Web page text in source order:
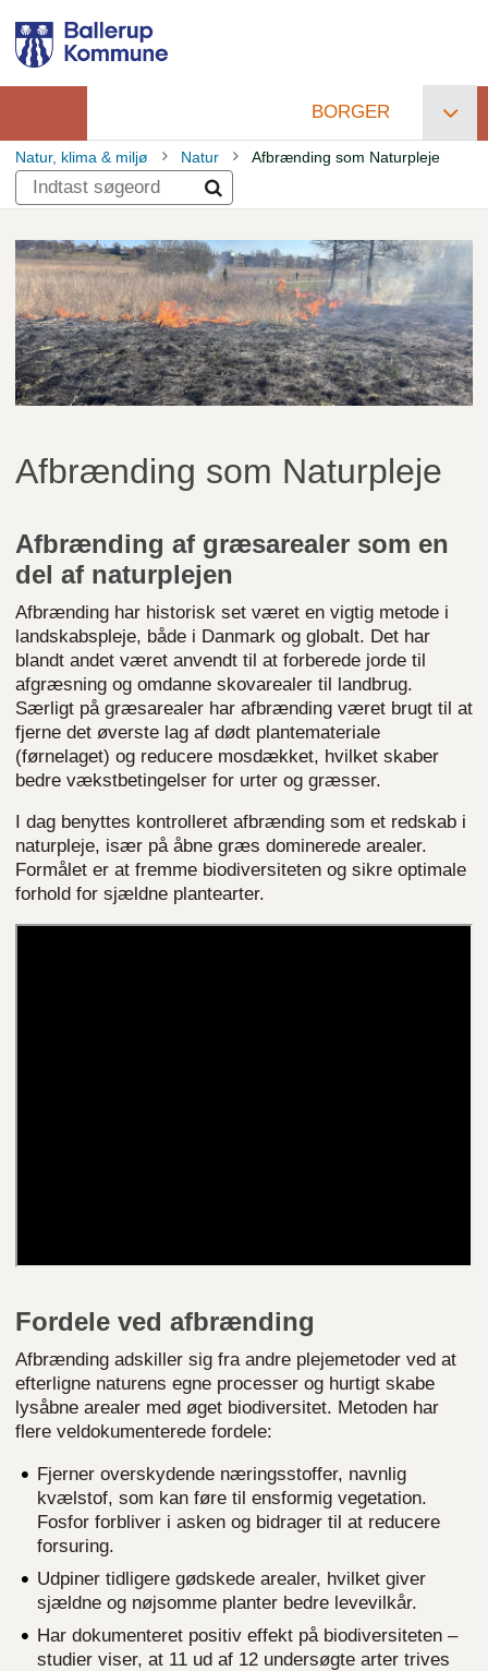
hovedindhold
Primær
navigation
BORGER
Brødkrumme
Natur, klima & miljø Natur Afbrænding som Naturpleje
Afbrænding som Naturpleje
Afbrænding af græsarealer som en
del af naturplejen
Afbrænding har historisk set været en vigtig metode i
landskabspleje, både i Danmark og globalt. Det har
blandt andet været anvendt til at forberede jorde til
afgræsning og omdanne skovarealer til landbrug.
Særligt på græsarealer har afbrænding været brugt til at
fjerne det øverste lag af dødt plantemateriale
(førnelaget) og reducere mosdækket, hvilket skaber
bedre vækstbetingelser for urter og græsser.
I dag benyttes kontrolleret afbrænding som et redskab i
naturpleje, især på åbne græs dominerede arealer.
Formålet er at fremme biodiversiteten og sikre optimale
forhold for sjældne plantearter.
Fordele ved afbrænding
Afbrænding adskiller sig fra andre plejemetoder ved at
efterligne naturens egne processer og hurtigt skabe
lysåbne arealer med øget biodiversitet. Metoden har
flere veldokumenterede fordele:
Fjerner overskydende næringsstoffer, navnlig
kvælstof, som kan føre til ensformig vegetation.
Fosfor forbliver i asken og bidrager til at reducere
forsuring.
Udpiner tidligere gødskede arealer, hvilket giver
sjældne og nøjsomme planter bedre levevilkår.
Har dokumenteret positiv effekt på biodiversiteten –
studier viser, at 11 ud af 12 undersøgte arter trives